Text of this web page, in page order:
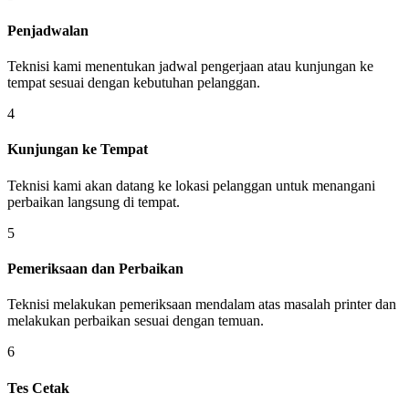
Penjadwalan
Teknisi kami menentukan jadwal pengerjaan atau kunjungan ke
tempat sesuai dengan kebutuhan pelanggan.
4
Kunjungan ke Tempat
Teknisi kami akan datang ke lokasi pelanggan untuk menangani
perbaikan langsung di tempat.
5
Pemeriksaan dan Perbaikan
Teknisi melakukan pemeriksaan mendalam atas masalah printer dan
melakukan perbaikan sesuai dengan temuan.
6
Tes Cetak